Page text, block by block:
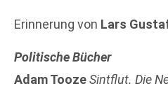
Erinnerung von Lars
Politische Bücher
Adam ToozeSintflut. Die